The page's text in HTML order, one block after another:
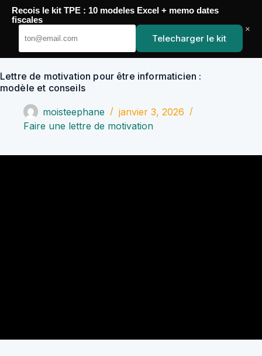
Passer
contenu
YoupiJobs
Lettre de motivation pour être informaticien :
modèle et conseils
moisteephane
janvier 3, 2026
Faire une lettre de motivation
Recois le kit TPE : 10 modeles Excel + memo dates
fiscales
Telecharger le kit
×